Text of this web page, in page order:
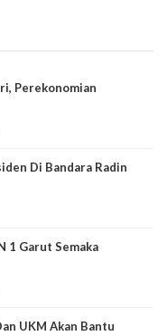
Perekonomian
Di Bandara Radin
1 Garut Semaka
UKM Akan Bantu